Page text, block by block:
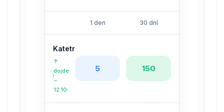
1 den 30 dní
Katetr
↑
dojde
~
12.10
5 150